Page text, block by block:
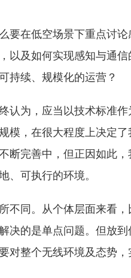
要在低空场景下重点讨
以及如何实现感知与通
持续、规模化的运营？
认为，应当以技术标准
模，在很大程度上决定
断完善中，但正因如此
、可执行的环境。
不同。从个体层面来看
决的是单点问题。但放到
对整个无线环境及态势，